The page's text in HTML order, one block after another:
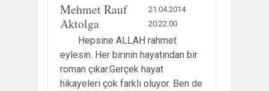
Mehmet Rauf
Aktolga
21.04.2014
20:22:00
Hepsine ALLAH rahmet
eylesin. Her birinin hayatından bir
roman çıkar.Gerçek hayat
hikayeleri çok farklı oluyor. Ben de